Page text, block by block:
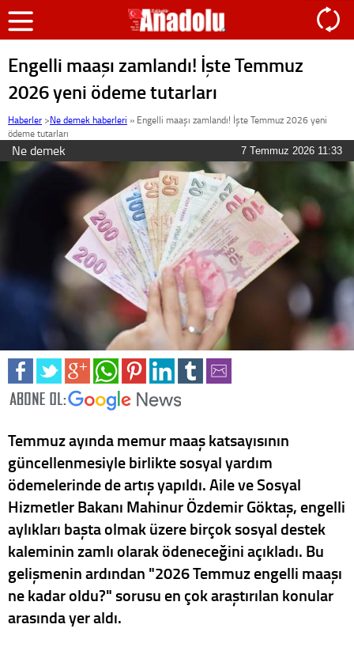
Engelli maaşı zamlandı! İşte Temmuz
2026 yeni ödeme tutarları
Haberler >Ne demek haberleri » Engelli maaşı zamlandı! İşte Temmuz 2026 yeni
ödeme tutarları
Ne demek 7 Temmuz 2026 11:33
Temmuz ayında memur maaş katsayısının
güncellenmesiyle birlikte sosyal yardım
ödemelerinde de artış yapıldı. Aile ve Sosyal
Hizmetler Bakanı Mahinur Özdemir Göktaş, engelli
aylıkları başta olmak üzere birçok sosyal destek
kaleminin zamlı olarak ödeneceğini açıkladı. Bu
gelişmenin ardından "2026 Temmuz engelli maaşı
ne kadar oldu?" sorusu en çok araştırılan konular
arasında yer aldı.